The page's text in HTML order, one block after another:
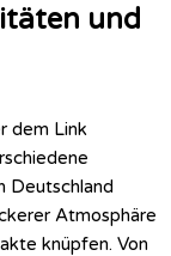
und
dem Link
Deutschland
Atmosphäre
knüpfen. Von